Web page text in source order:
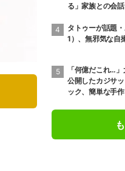
る」家族との会
タトゥーが話題
1）、無邪気な自
「何億だこれ…
公開したカジサ
ック、簡単な手